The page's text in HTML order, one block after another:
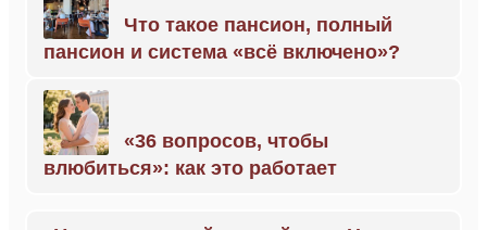
Что такое пансион, полный
пансион и система «всё включено»?
«36 вопросов, чтобы
влюбиться»: как это работает